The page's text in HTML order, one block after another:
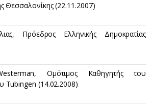
Θεσσαλονίκης (22.11.2007)
Πρόεδρος Ελληνικής Δημοκρατίας
Ομότιμος Καθηγητής του
Tubingen (14.02.2008)